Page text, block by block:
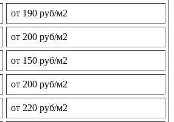
от 190 руб/м2
от 200 руб/м2
от 150 руб/м2
от 200 руб/м2
от 220 руб/м2